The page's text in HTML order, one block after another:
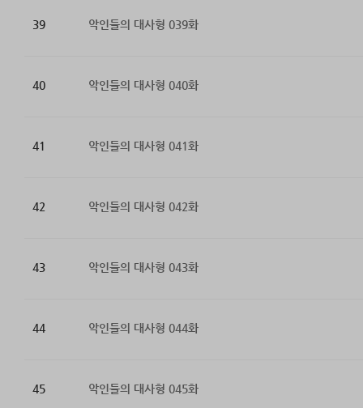
39 악인들의 대사형 039화
40 악인들의 대사형 040화
41 악인들의 대사형 041화
42 악인들의 대사형 042화
43 악인들의 대사형 043화
44 악인들의 대사형 044화
45 악인들의 대사형 045화